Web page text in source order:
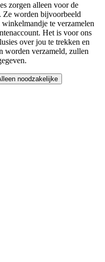
zorgen alleen voor de
Ze worden bijvoorbeeld
te verzamelen
Het is voor ons
over jou te trekken en
worden verzameld, zullen
noodzakelijke